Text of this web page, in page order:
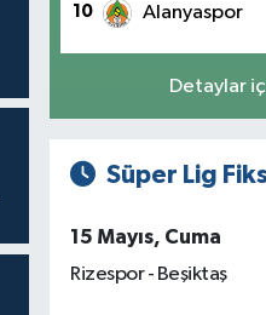
10 Alanyaspor
Detaylar
Süper Lig
15 Mayıs, Cuma
Rizespor - Beşiktaş